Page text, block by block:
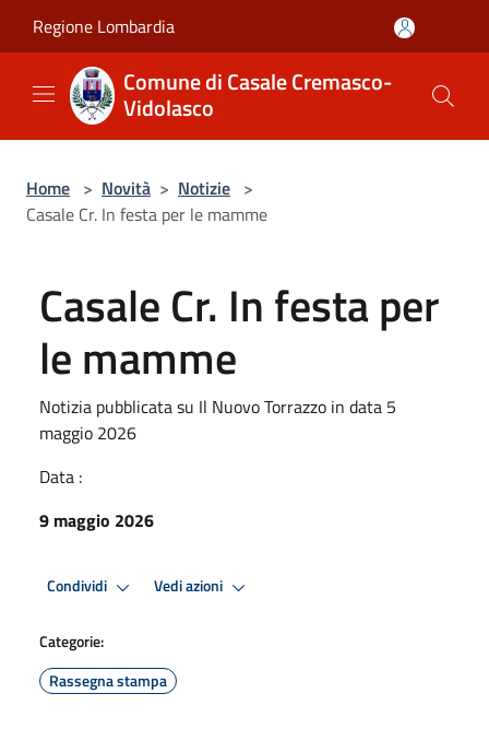
Regione Lombardia
Comune di Casale Cremasco-
Vidolasco
Home > Novità > Notizie >
Casale Cr. In festa per le mamme
Casale Cr. In festa per
le mamme
Notizia pubblicata su Il Nuovo Torrazzo in data 5
maggio 2026
Data :
9 maggio 2026
Condividi Vedi azioni
Categorie:
Rassegna stampa